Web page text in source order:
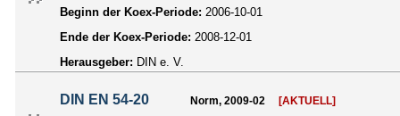
Beginn der Koex-Periode: 2006-10-01
Ende der Koex-Periode: 2008-12-01
Herausgeber: DIN e. V.
DIN EN 54-20 Norm, 2009-02 [AKTUELL]